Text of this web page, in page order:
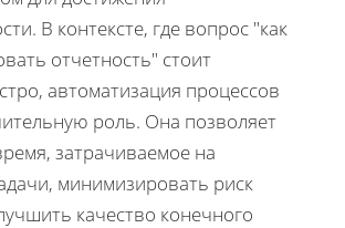
В контексте, где вопрос "как
отчетность" стоит
автоматизация процессов
роль. Она позволяет
затрачиваемое на
минимизировать риск
качество конечного